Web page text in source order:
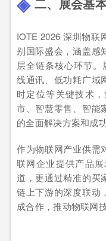
二、展会基
IOTE 2026 深圳物联
别国际盛会，涵盖感
层全链条核心环节
线通讯、低功耗广域
时定位等关键技术
市、智慧零售、智能
的全面解决方案和成功
作为物联网产业供需
联网企业提供产品
道，更通过精准的买
链上下游的深度联动
成合作，推动物联网